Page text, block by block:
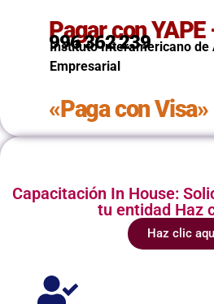
Pagar con YAPE
996 362 239
Instituto Interamericano de
Empresarial
«Paga con Visa»
Capacitación In House:
tu entidad Haz
Haz clic